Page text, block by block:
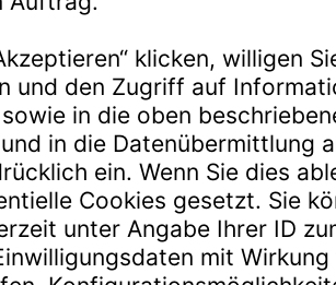
Grillzubehör und Gartenmöbel.